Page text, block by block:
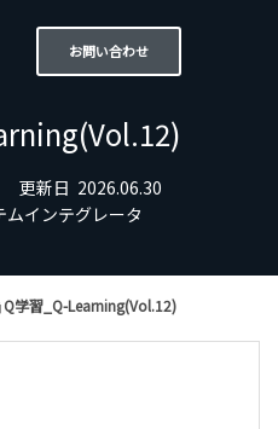
お問い合わせ
更新日 2026.06.30
インテグレータ
Q学習_Q-Learning(Vol.12)